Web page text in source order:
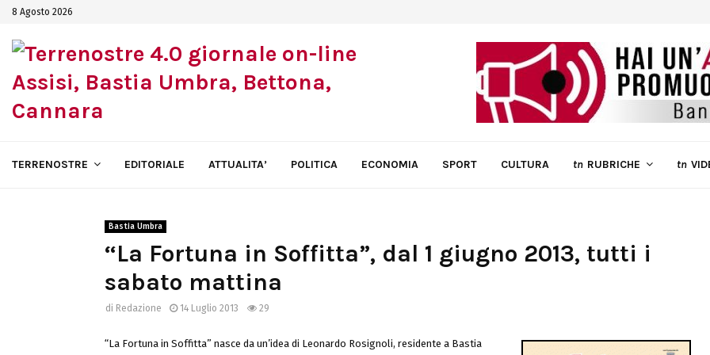
8 Agosto 2026
TERRENOSTRE EDITORIALE ATTUALITA’ POLITICA ECONOMIA SPORT CULTURA tn RUBRICHE tn
Bastia Umbra
“La Fortuna in Soffitta”, dal 1 giugno 2013, tutti i
sabato mattina
di Redazione 14 Luglio 2013 29
“La Fortuna in Soffitta” nasce da un’idea di Leonardo Rosignoli, residente a Bastia